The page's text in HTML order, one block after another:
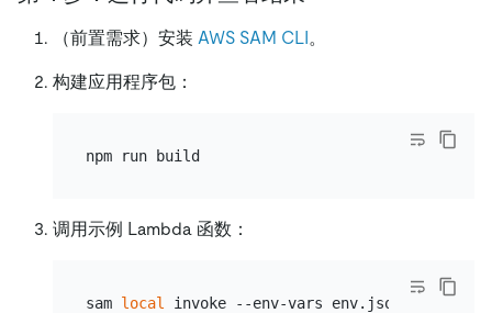
（前置需求）安装 AWS SAM CLI。
构建应用程序包：
npm run build
调用示例 Lambda 函数：
sam local invoke --env-vars env.json -e